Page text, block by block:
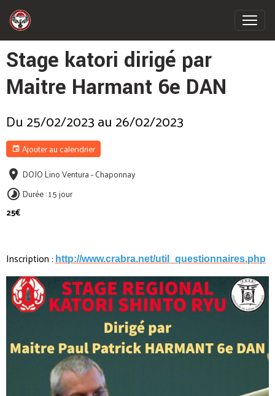
Stage katori dirigé par
Maitre Harmant 6e DAN
Du 25/02/2023au 26/02/2023
Ajouter au calendrier
DOJO Lino Ventura - Chaponnay
Durée : 1.5 jour
25€
Inscription : http://www.crabra.net/util_questionnaires.php